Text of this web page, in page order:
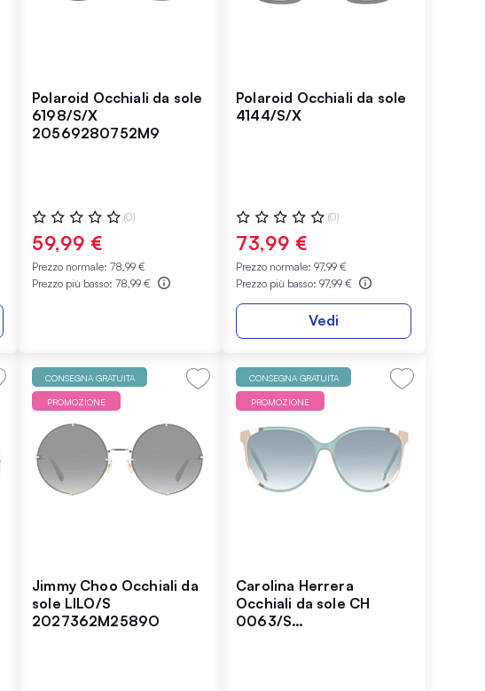
Polaroid Occhiali da sole
6198/S/X
20569280752M9
Valutazione:
0%
(0)
59,99 €
Prezzo normale: 78,99 €
Prezzo più basso: 78,99 €
Polaroid Occhiali da sole
4144/S/X
Valutazione:
0%
(0)
73,99 €
Prezzo normale: 97,99 €
Prezzo più basso: 97,99 €
Vedi
CONSEGNA GRATUITA
PROMOZIONE
Jimmy Choo Occhiali da
sole LILO/S
2027362M2589O
CONSEGNA GRATUITA
PROMOZIONE
Carolina Herrera
Occhiali da sole CH
0063/S